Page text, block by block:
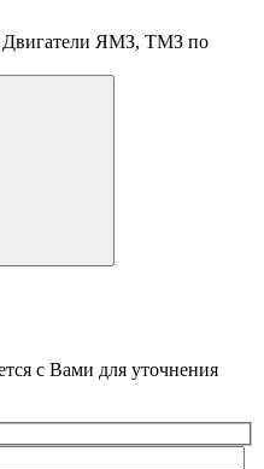
Двигатели ЯМЗ, ТМЗ по
с Вами для уточнения